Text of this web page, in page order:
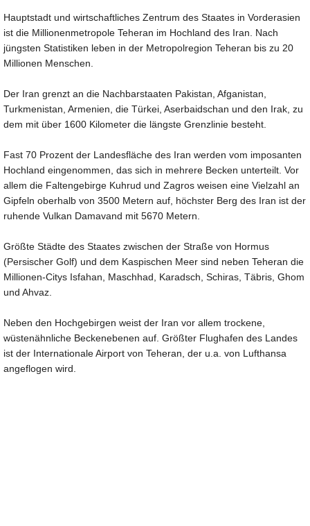
Hauptstadt und wirtschaftliches Zentrum des Staates in Vorderasien
ist die Millionenmetropole Teheran im Hochland des Iran. Nach
jüngsten Statistiken leben in der Metropolregion Teheran bis zu 20
Millionen Menschen.
Der Iran grenzt an die Nachbarstaaten Pakistan, Afganistan,
Turkmenistan, Armenien, die Türkei, Aserbaidschan und den Irak, zu
dem mit über 1600 Kilometer die längste Grenzlinie besteht.
Fast 70 Prozent der Landesfläche des Iran werden vom imposanten
Hochland eingenommen, das sich in mehrere Becken unterteilt. Vor
allem die Faltengebirge Kuhrud und Zagros weisen eine Vielzahl an
Gipfeln oberhalb von 3500 Metern auf, höchster Berg des Iran ist der
ruhende Vulkan Damavand mit 5670 Metern.
Größte Städte des Staates zwischen der Straße von Hormus
(Persischer Golf) und dem Kaspischen Meer sind neben Teheran die
Millionen-Citys Isfahan, Maschhad, Karadsch, Schiras, Täbris, Ghom
und Ahvaz.
Neben den Hochgebirgen weist der Iran vor allem trockene,
wüstenähnliche Beckenebenen auf. Größter Flughafen des Landes
ist der Internationale Airport von Teheran, der u.a. von Lufthansa
angeflogen wird.